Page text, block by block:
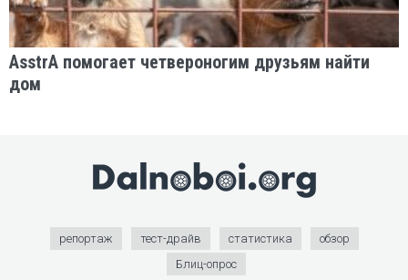
AsstrA помогает четвероногим друзьям найти
дом
репортаж тест-драйв статистика
обзор
Блиц-опрос